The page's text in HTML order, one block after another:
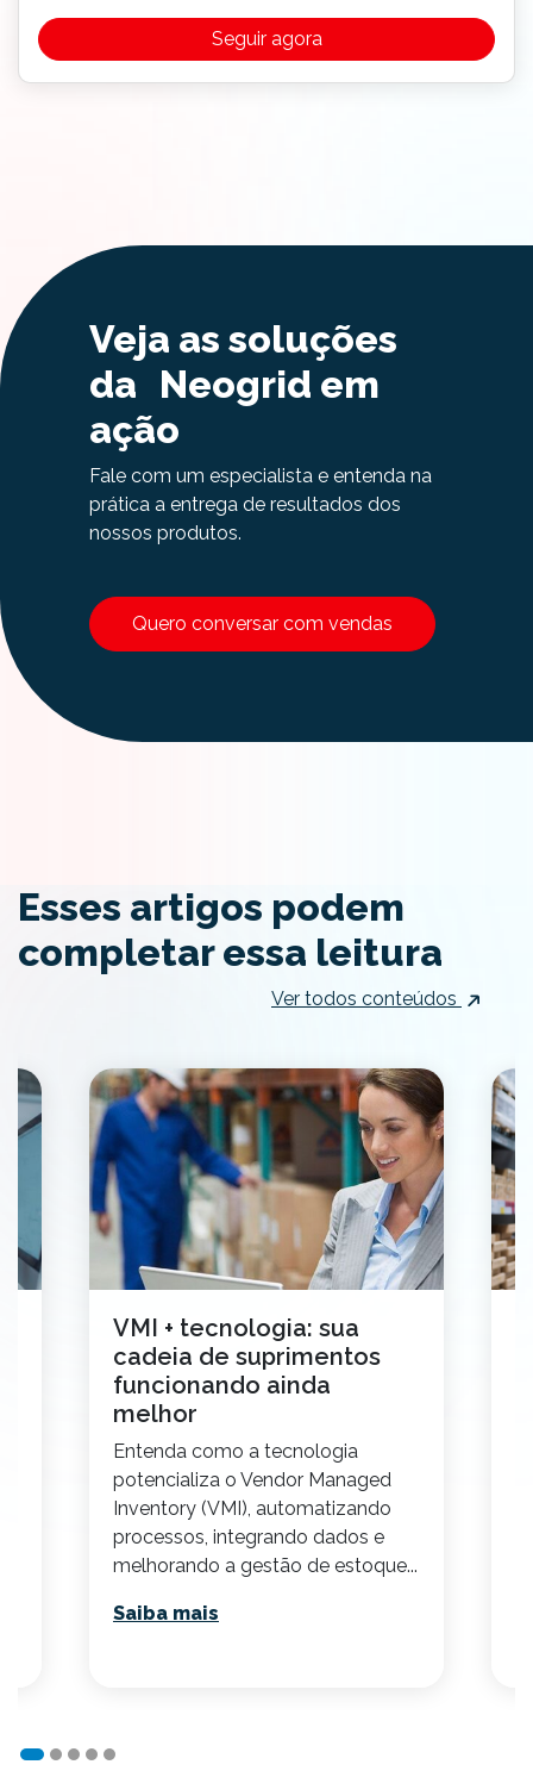
Seguir agora
Veja as soluções
da Neogrid em
ação
Fale com um especialista e entenda na
prática a entrega de resultados dos
nossos produtos.
Quero conversar com vendas
Esses artigos podem
completar essa leitura
Ver todos conteúdos
VMI + tecnologia: sua
cadeia de suprimentos
funcionando ainda
melhor
Entenda como a tecnologia
potencializa o Vendor Managed
Inventory (VMI), automatizando
processos, integrando dados e
melhorando a gestão de estoque...
Saiba mais